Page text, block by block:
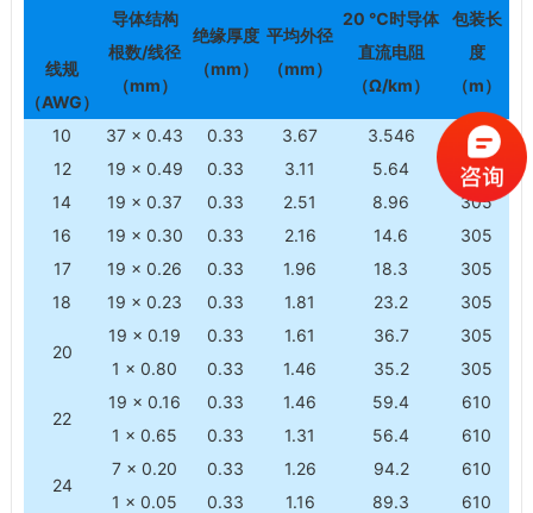
线规
（AWG）
导体结构
根数/线径
（mm）
绝缘厚度
（mm）
平均外径
（mm）
20 ℃时导体
直流电阻
（Ω/km）
包装长
度
（m）
10 37 × 0.43 0.33 3.67 3.546
305
12
19 × 0.49 0.33 3.11 5.64
305
14
19 × 0.37 0.33 2.51 8.96
305
16
19 × 0.30 0.33 2.16 14.6
305
17
19 × 0.26 0.33 1.96 18.3
305
18
19 × 0.23 0.33 1.81 23.2 305
20
19 × 0.19 0.33 1.61 36.7
305
1 × 0.80
0.33 1.46 35.2 305
22
19 × 0.16 0.33 1.46 59.4
610
1 × 0.65
0.33 1.31 56.4 610
24
7 × 0.20 0.33 1.26 94.2
610
1 × 0.05
0.33 1.16 89.3 610